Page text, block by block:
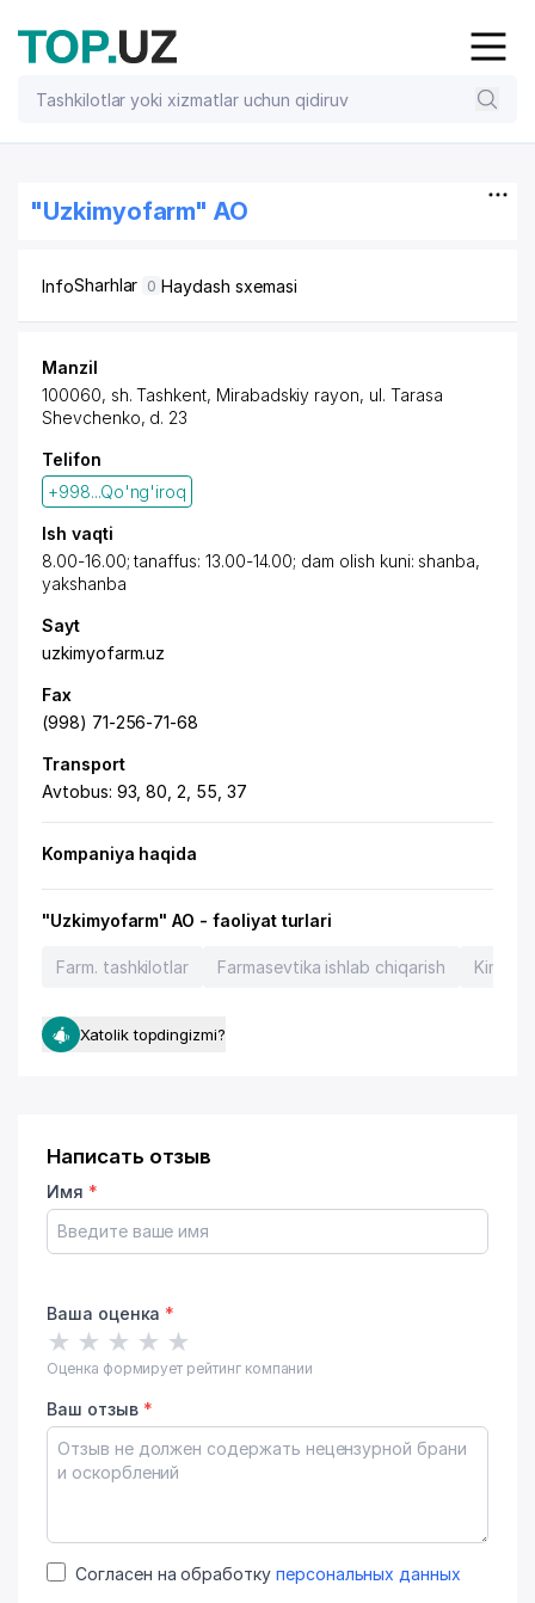
"Uzkimyofarm" AO
InfoSharhlar 0 Haydash sxemasi
Manzil
100060, sh. Tashkent, Mirabadskiy rayon, ul. Tarasa
Shevchenko, d. 23
Telifon
+998...Qo'ng'iroq
Ish vaqti
8.00-16.00; tanaffus: 13.00-14.00; dam olish kuni: shanba,
yakshanba
Sayt
uzkimyofarm.uz
Fax
(998) 71-256-71-68
Transport
Avtobus: 93, 80, 2, 55, 37
Kompaniya haqida
"Uzkimyofarm" AO - faoliyat turlari
Farm. tashkilotlar Farmasevtika ishlab chiqarish Kimyo
Xatolik topdingizmi?
Написать отзыв
Имя *
Ваша оценка *
★ ★ ★ ★ ★
Оценка формирует рейтинг компании
Ваш отзыв *
Согласен на обработку персональных данных